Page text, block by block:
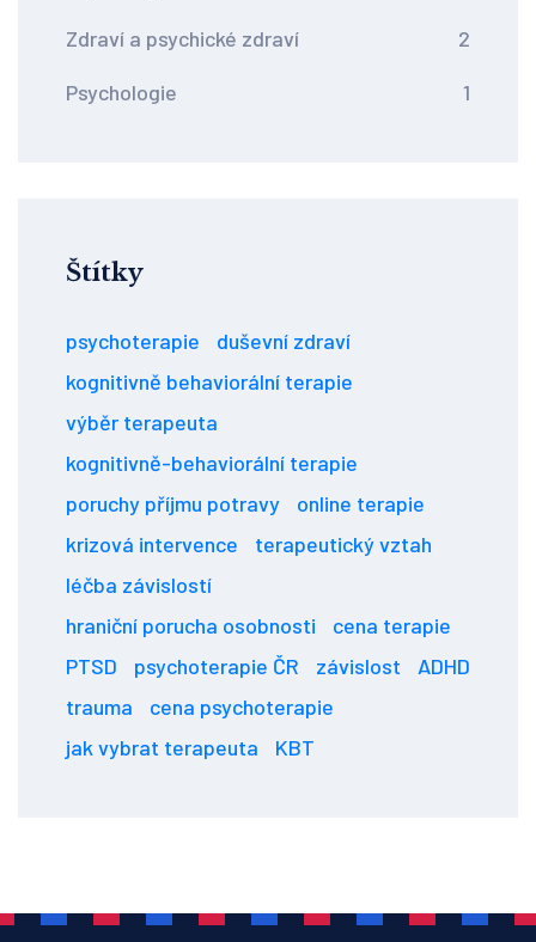
Zdraví a psychické zdraví 2
Psychologie 1
Štítky
psychoterapie
duševní zdraví
kognitivně behaviorální terapie
výběr terapeuta
kognitivně-behaviorální terapie
poruchy příjmu potravy
online terapie
krizová intervence
terapeutický vztah
léčba závislostí
hraniční porucha osobnosti
cena terapie
PTSD
psychoterapie ČR závislost
ADHD
trauma
cena psychoterapie
jak vybrat terapeuta
KBT